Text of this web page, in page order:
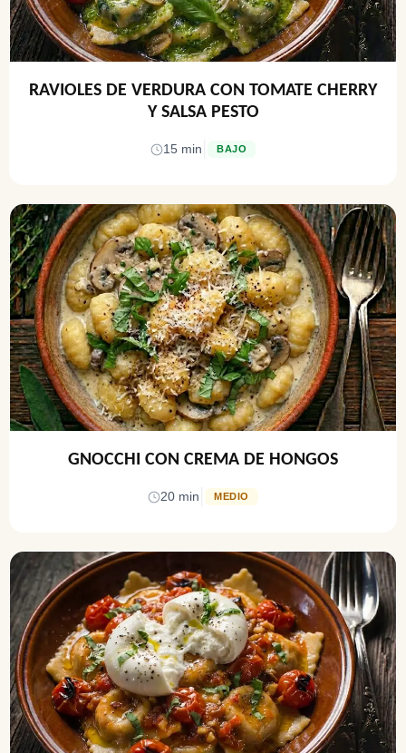
RAVIOLES DE VERDURA CON TOMATE CHERRY
Y SALSA PESTO
15 min BAJO
GNOCCHI CON CREMA DE HONGOS
20 min MEDIO